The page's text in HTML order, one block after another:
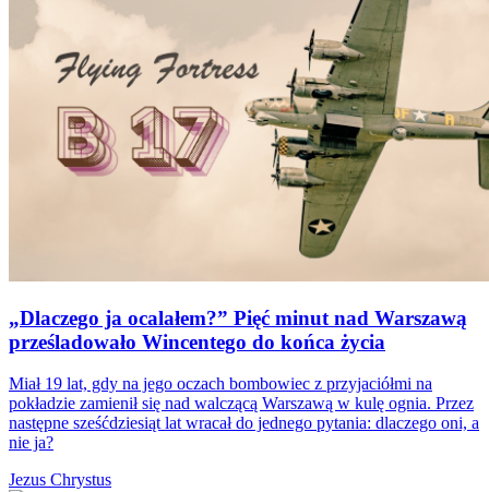
„Dlaczego ja ocalałem?” Pięć minut nad Warszawą
prześladowało Wincentego do końca życia
Miał 19 lat, gdy na jego oczach bombowiec z przyjaciółmi na
pokładzie zamienił się nad walczącą Warszawą w kulę ognia. Przez
następne sześćdziesiąt lat wracał do jednego pytania: dlaczego oni, a
nie ja?
Jezus Chrystus